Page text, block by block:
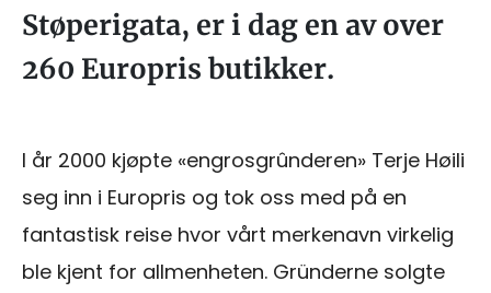
Støperigata, er i dag en av over
260 Europris butikker.
I år 2000 kjøpte «engrosgrûnderen» Terje Høili
seg inn i Europris og tok oss med på en
fantastisk reise hvor vårt merkenavn virkelig
ble kjent for allmenheten. Gründerne solgte